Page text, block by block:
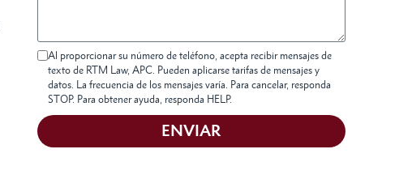
Al proporcionar su número de teléfono, acepta recibir mensajes de
texto de RTM Law, APC. Pueden aplicarse tarifas de mensajes y
datos. La frecuencia de los mensajes varía. Para cancelar, responda
STOP. Para obtener ayuda, responda HELP.
ENVIAR